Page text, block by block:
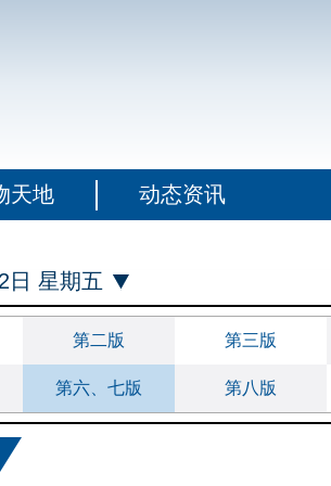
天地 动态资讯
日 星期五
第二版 第三版
第六、七版 第八版